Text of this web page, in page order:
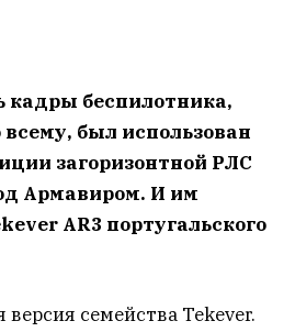
кадры беспилотника,
был использован
загоризонтной РЛС
Армавиром. И им
AR3 португальского
семейства Tekever.